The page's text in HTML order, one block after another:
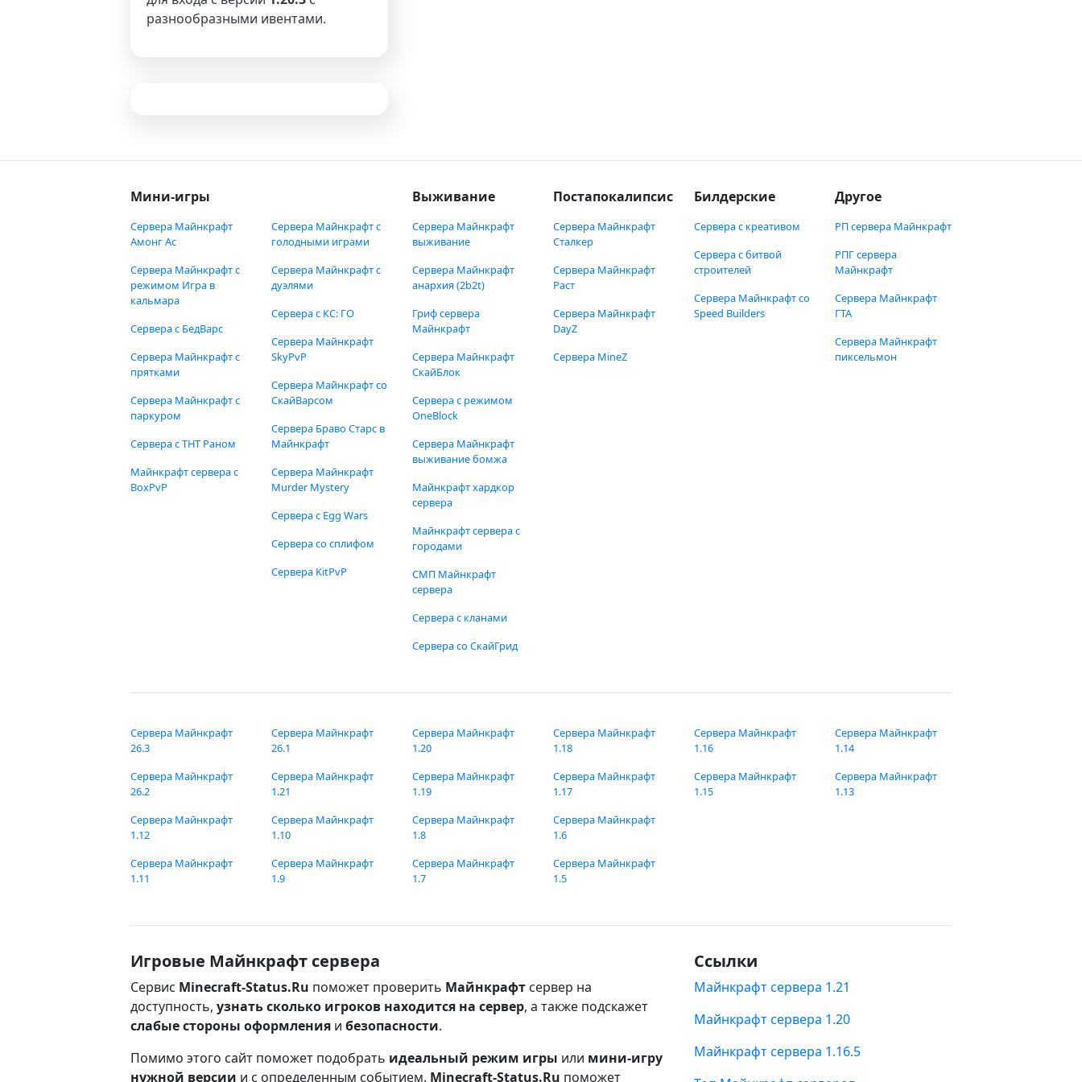
разнообразными ивентами.
Мини-игры
Сервера Майнкрафт
Амонг Ас
Сервера Майнкрафт с
режимом Игра в
кальмара
Сервера с БедВарс
Сервера Майнкрафт с
прятками
Сервера Майнкрафт с
паркуром
Сервера с ТНТ Раном
Майнкрафт сервера с
BoxPvP
Сервера Майнкрафт с
голодными играми
Сервера Майнкрафт с
дуэлями
Сервера с КС: ГО
Сервера Майнкрафт
SkyPvP
Сервера Майнкрафт со
СкайВарсом
Сервера Браво Старс в
Майнкрафт
Сервера Майнкрафт
Murder Mystery
Сервера с Egg Wars
Сервера со сплифом
Сервера KitPvP
Выживание
Сервера Майнкрафт
выживание
Сервера Майнкрафт
анархия (2b2t)
Гриф сервера
Майнкрафт
Сервера Майнкрафт
СкайБлок
Сервера с режимом
OneBlock
Сервера Майнкрафт
выживание бомжа
Майнкрафт хардкор
сервера
Майнкрафт сервера с
городами
СМП Майнкрафт
сервера
Сервера с кланами
Сервера со СкайГрид
Постапокалипсис
Сервера Майнкрафт
Сталкер
Сервера Майнкрафт
Раст
Сервера Майнкрафт
DayZ
Сервера MineZ
Билдерские
Сервера с креативом
Сервера с битвой
строителей
Сервера Майнкрафт со
Speed Builders
Другое
РП сервера Майнкрафт
РПГ сервера
Майнкрафт
Сервера Майнкрафт
ГТА
Сервера Майнкрафт
пиксельмон
Сервера Майнкрафт
26.3
Сервера Майнкрафт
26.2
Сервера Майнкрафт
26.1
Сервера Майнкрафт
1.21
Сервера Майнкрафт
1.20
Сервера Майнкрафт
1.19
Сервера Майнкрафт
1.18
Сервера Майнкрафт
1.17
Сервера Майнкрафт
1.16
Сервера Майнкрафт
1.15
Сервера Майнкрафт
1.14
Сервера Майнкрафт
1.13
Сервера Майнкрафт
1.12
Сервера Майнкрафт
1.11
Сервера Майнкрафт
1.10
Сервера Майнкрафт
1.9
Сервера Майнкрафт
1.8
Сервера Майнкрафт
1.7
Сервера Майнкрафт
1.6
Сервера Майнкрафт
1.5
Игровые Майнкрафт сервера
Сервис Minecraft-Status.Ru поможет проверить Майнкрафт сервер на
доступность, узнать сколько игроков находится на сервер, а также подскажет
слабые стороны оформления и безопасности.
Помимо этого сайт поможет подобрать идеальный режим игры или мини-игру
нужной версии и с определенным событием. Minecraft-Status.Ru поможет
Ссылки
Майнкрафт сервера 1.21
Майнкрафт сервера 1.20
Майнкрафт сервера 1.16.5